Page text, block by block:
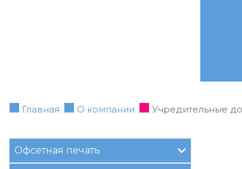
Главная О компании Учредительные
Офсетная печать